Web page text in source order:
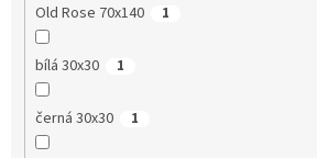
Old Rose 70x140 1
bílá 30x30 1
černá 30x30 1